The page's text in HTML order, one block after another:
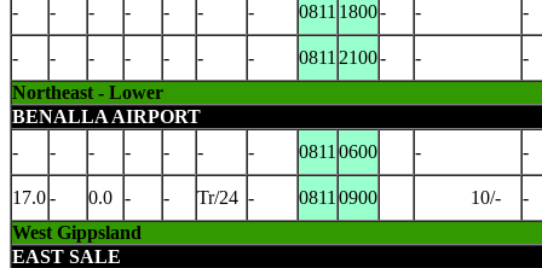
- - - - - - - 0811 1800- - -
- - - - - - - 0811 2100- -
-
Northeast - Lower
BENALLA AIRPORT
-
- - - - - - 0811 0600 - -
17.0- 0.0 - - Tr/24 - 0811 0900 10/-
-
West Gippsland
EAST SALE